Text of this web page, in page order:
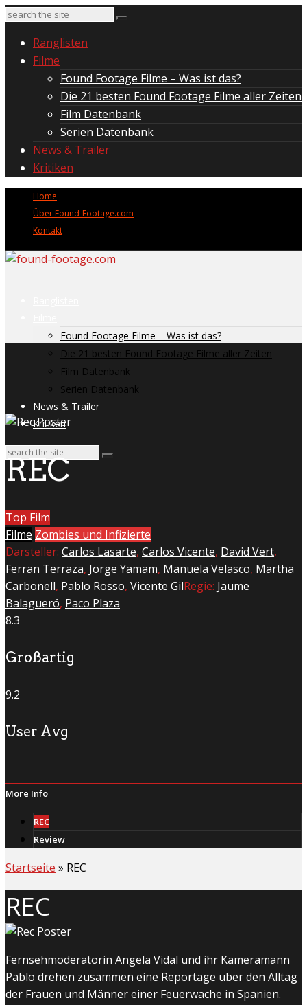
Ranglisten
Filme
Found Footage Filme – Was ist das?
Die 21 besten Found Footage Filme aller Zeiten
Film Datenbank
Serien Datenbank
News & Trailer
Kritiken
Home
Über Found-Footage.com
Kontakt
Found Footage Filme – Was ist das?
Die 21 besten Found Footage Filme aller Zeiten
Film Datenbank
Serien Datenbank
News & Trailer
Kritiken
REC
Top Film
Filme Zombies und Infizierte
Darsteller: Carlos Lasarte, Carlos Vicente, David Vert,
Ferran Terraza, Jorge Yamam, Manuela Velasco, Martha
Carbonell, Pablo Rosso, Vicente GilRegie: Jaume
Balagueró, Paco Plaza
8.3
Großartig
9.2
User Avg
More Info
REC
Review
Startseite » REC
REC
Fernsehmoderatorin Angela Vidal und ihr Kameramann
Pablo drehen zusammen eine Reportage über den Alltag
der Frauen und Männer einer Feuerwache in Spanien.